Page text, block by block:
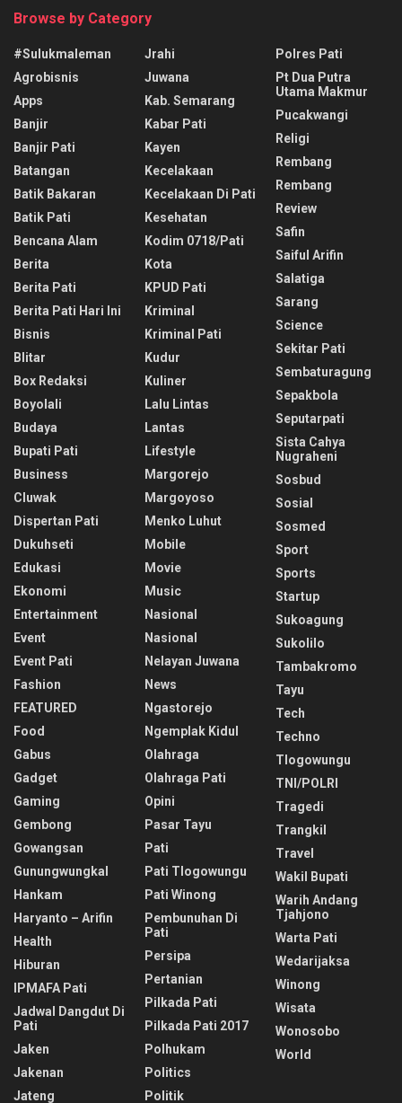
Browse by Category
#sulukmaleman
Agrobisnis
Apps
Banjir
Banjir Pati
Batangan
Batik Bakaran
Batik Pati
Bencana Alam
Berita
Berita Pati
Berita Pati Hari Ini
Bisnis
Blitar
Box Redaksi
Boyolali
Budaya
Bupati Pati
Business
Cluwak
Dispertan Pati
Dukuhseti
Edukasi
Ekonomi
Entertainment
Event
Event Pati
Fashion
FEATURED
Food
Gabus
Gadget
Gaming
Gembong
Gowangsan
Gunungwungkal
Hankam
Haryanto – Arifin
Health
Hiburan
IPMAFA Pati
Jadwal Dangdut Di
Pati
Jaken
Jakenan
Jateng
Jrahi
Juwana
Kab. Semarang
Kabar Pati
Kayen
Kecelakaan
Kecelakaan Di Pati
Kesehatan
Kodim 0718/pati
Kota
KPUD Pati
Kriminal
Kriminal Pati
Kudur
Kuliner
Lalu Lintas
Lantas
Lifestyle
Margorejo
Margoyoso
Menko Luhut
Mobile
Movie
Music
Nasional
Nasional
Nelayan Juwana
News
Ngastorejo
Ngemplak Kidul
Olahraga
Olahraga Pati
Opini
Pasar Tayu
Pati
Pati Tlogowungu
Pati Winong
Pembunuhan Di
Pati
Persipa
Pertanian
Pilkada Pati
Pilkada Pati 2017
Polhukam
Politics
Politik
Polres Pati
Pt Dua Putra
Utama Makmur
Pucakwangi
Religi
Rembang
Rembang
Review
Safin
Saiful Arifin
Salatiga
Sarang
Science
Sekitar Pati
Sembaturagung
Sepakbola
Seputarpati
Sista Cahya
Nugraheni
Sosbud
Sosial
Sosmed
Sport
Sports
Startup
Sukoagung
Sukolilo
Tambakromo
Tayu
Tech
Techno
Tlogowungu
TNI/POLRI
Tragedi
Trangkil
Travel
Wakil Bupati
Warih Andang
Tjahjono
Warta Pati
Wedarijaksa
Winong
Wisata
Wonosobo
World